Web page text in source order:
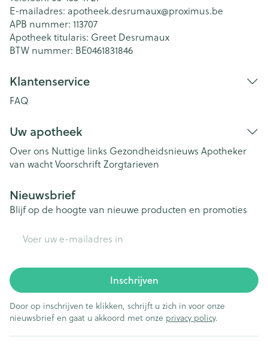
E-mailadres: apotheek.desrumaux@proximus.be
APB nummer: 113707
Apotheek titularis: Greet Desrumaux
BTW nummer: BE0461831846
Klantenservice
FAQ
Uw apotheek
Over ons Nuttige links Gezondheidsnieuws Apotheker
van wachtVoorschriftZorgtarieven
Nieuwsbrief
Blijf op de hoogte van nieuwe producten en promoties
Inschrijven
Door op inschrijven te klikken, schrijft u zich in voor onze
nieuwsbrief en gaat u akkoord met onze privacy policy.